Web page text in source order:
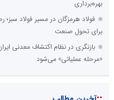
بهره‌برداری
فولاد هرمزگان در مسیر فولاد
برای تحول صنعت
بازنگری در نظام اکتشاف معدنی
«مرحله عملیاتی» می‌شود